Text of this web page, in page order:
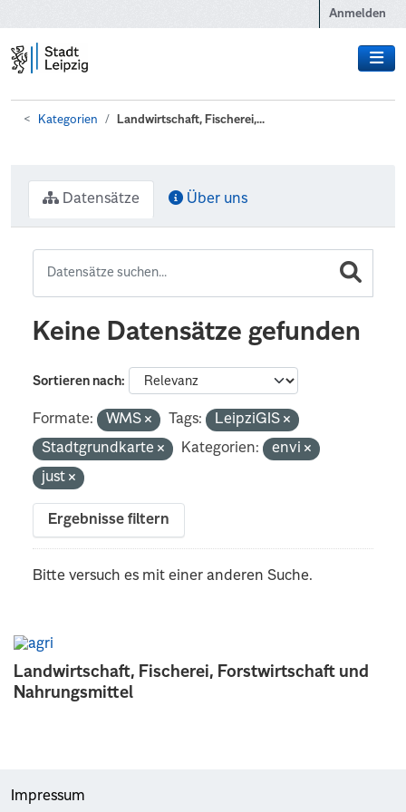
Anmelden
Kategorien Landwirtschaft, Fischerei,...
Landwirtschaft, Fischerei, Forstwirtschaft und
Nahrungsmittel
Datensätze Über uns
Keine Datensätze gefunden
Sortieren nach
Formate: WMS Tags:
LeipziGIS
Stadtgrundkarte
Kategorien:
envi
just
Ergebnisse filtern
Bitte versuch es mit einer anderen Suche.
Impressum